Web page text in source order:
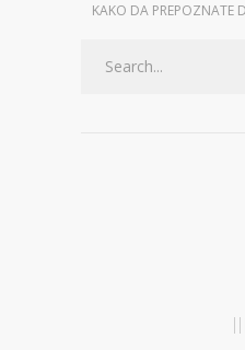
KAKO DA PREPOZNATE